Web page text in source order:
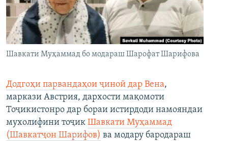
Шавкати Муҳаммад бо модараш Шарофат Шарифова
Додгоҳи парвандаҳои ҷиноӣ дар Вена,
маркази Австрия, дархости мақомоти
Тоҷикистонро дар бораи истирдоди намояндаи
мухолифини тоҷик Шавкати Муҳаммад
(Шавкатҷон Шарифов) ва модару бародараш